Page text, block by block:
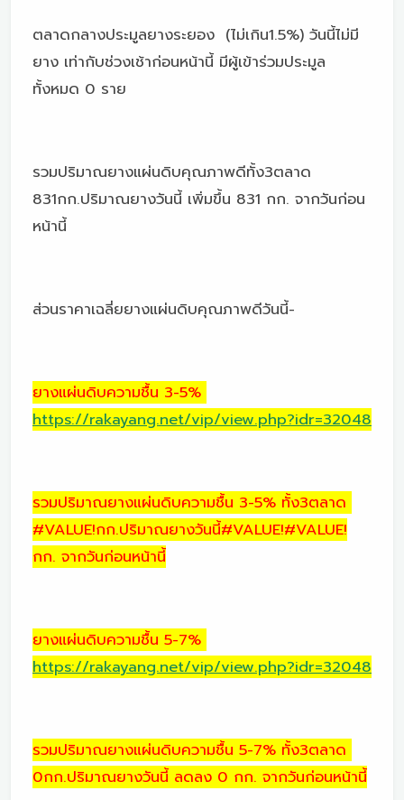
ตลาดกลางประมูลยางระยอง (ไม่เกิน1.5%) วันนี้ไม่มี
ยาง เท่ากับช่วงเช้าก่อนหน้านี้ มีผู้เข้าร่วมประมูล
ทั้งหมด 0 ราย
รวมปริมาณยางแผ่นดิบคุณภาพดีทั้ง3ตลาด
831กก.ปริมาณยางวันนี้ เพิ่มขึ้น 831 กก. จากวันก่อน
หน้านี้
ส่วนราคาเฉลี่ยยางแผ่นดิบคุณภาพดีวันนี้-
ยางแผ่นดิบความชื้น 3-5%
https://rakayang.net/vip/view.php?idr=32048
รวมปริมาณยางแผ่นดิบความชื้น 3-5% ทั้ง3ตลาด
#VALUE!กก.ปริมาณยางวันนี้#VALUE!#VALUE!
กก. จากวันก่อนหน้านี้
ยางแผ่นดิบความชื้น 5-7%
https://rakayang.net/vip/view.php?idr=32048
รวมปริมาณยางแผ่นดิบความชื้น 5-7% ทั้ง3ตลาด
0กก.ปริมาณยางวันนี้ ลดลง 0 กก. จากวันก่อนหน้านี้